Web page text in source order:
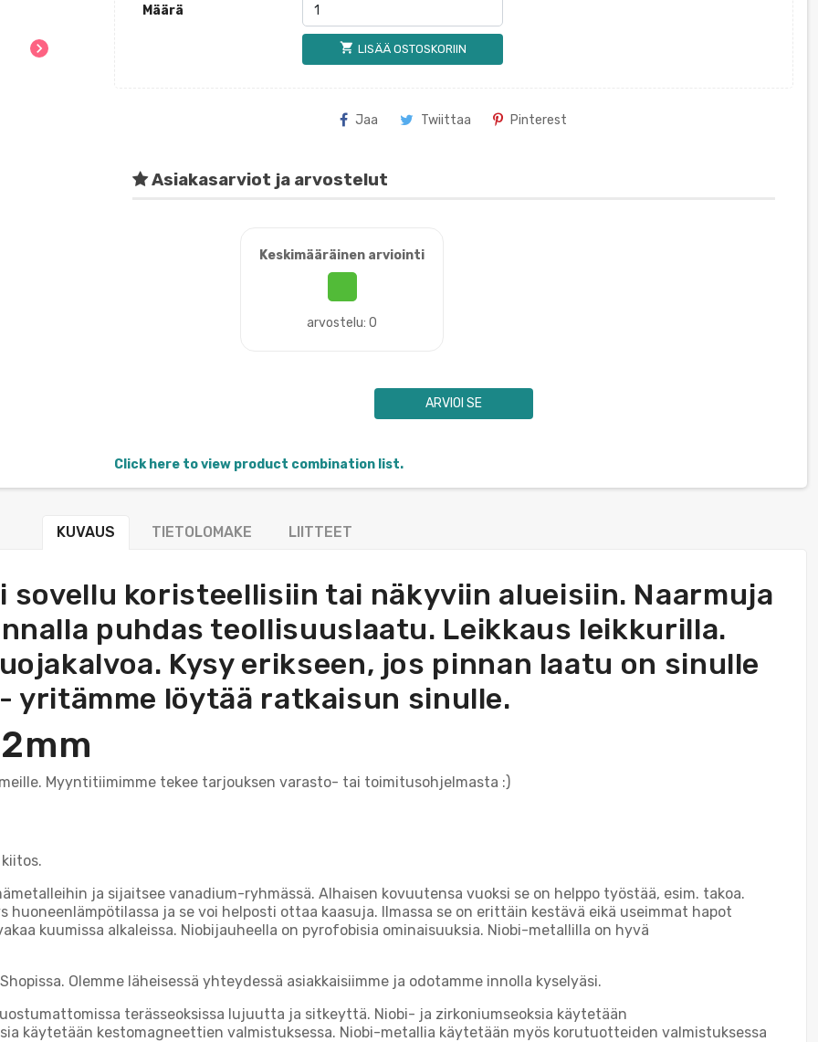
chevron_right
Määrä
shopping_cart LISÄÄ OSTOSKORIIN
Jaa Twiittaa Pinterest
Asiakasarviot ja arvostelut
Keskimääräinen arviointi
arvostelu: 0
ARVIOI SE
Click here to view product combination list.
KUVAUS TIETOLOMAKE LIITTEET
sovellu koristeellisiin tai näkyviin alueisiin. Naarmuja
puhdas teollisuuslaatu. Leikkaus leikkurilla.
Kysy erikseen, jos pinnan laatu on sinulle
yritämme löytää ratkaisun sinulle.
Myyntitiimimme tekee tarjouksen varasto- tai toimitusohjelmasta :)
ja sijaitsee vanadium-ryhmässä. Alhaisen kovuutensa vuoksi se on helppo työstää, esim. takoa.
huoneenlämpötilassa ja se voi helposti ottaa kaasuja. Ilmassa se on erittäin kestävä eikä useimmat hapot
kuumissa alkaleissa. Niobijauheella on pyrofobisia ominaisuuksia. Niobi-metallilla on hyvä
Olemme läheisessä yhteydessä asiakkaisiimme ja odotamme innolla kyselyäsi.
terässeoksissa lujuutta ja sitkeyttä. Niobi- ja zirkoniumseoksia käytetään
käytetään kestomagneettien valmistuksessa. Niobi-metallia käytetään myös korutuotteiden valmistuksessa